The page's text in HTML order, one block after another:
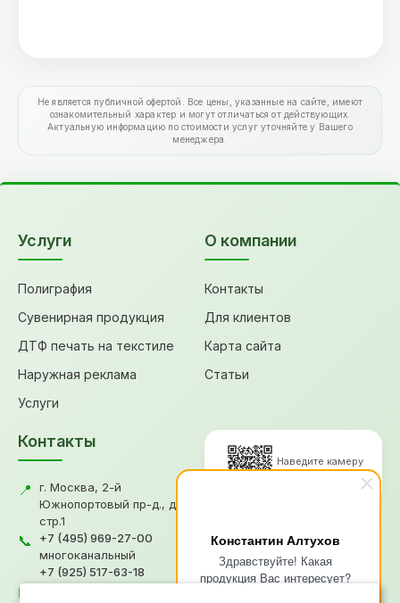
Константин Алтухов
Здравствуйте! Какая
продукция Вас интересует?
Не является публичной офертой. Все цены, указанные на сайте, имеют
ознакомительный характер и могут отличаться от действующих.
Актуальную информацию по стоимости услуг уточняйте у Вашего
менеджера.
Услуги
Полиграфия
Сувенирная продукция
ДТФ печать на текстиле
Наружная реклама
Услуги
О компании
Контакты
Для клиентов
Карта сайта
Статьи
Контакты
📍
г. Москва, 2-й
Южнопортовый пр-д., д.18,
стр.1
📞
+7 (495) 969-27-00
многоканальный
+7 (925) 517-63-18
✉️
Наведите камеру
для перехода
© 2026, Типография "Графикс
Политика конфиденциальности